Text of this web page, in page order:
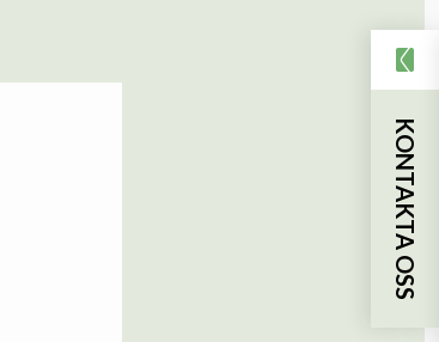
AKTUELLT
KONTAKTA OSS